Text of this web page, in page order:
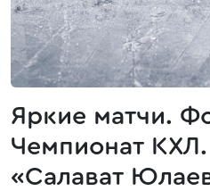
Яркие матчи.
Чемпионат
«Салават